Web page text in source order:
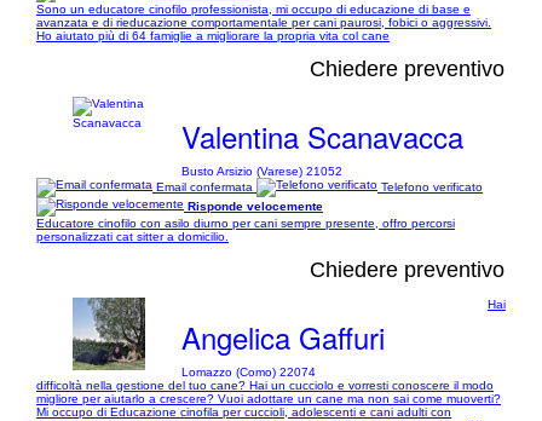
Sono un educatore cinofilo professionista, mi occupo di educazione di base e
avanzata e di rieducazione comportamentale per cani paurosi, fobici o aggressivi.
Ho aiutato più di 64 famiglie a migliorare la propria vita col cane
Chiedere preventivo
Valentina Scanavacca
Busto Arsizio (Varese) 21052
Email confermata
Telefono verificato
Risponde velocemente
Educatore cinofilo con asilo diurno per cani sempre presente, offro percorsi
personalizzati cat sitter a domicilio.
Chiedere preventivo
Angelica Gaffuri
Lomazzo (Como) 22074
Hai
difficoltà nella gestione del tuo cane? Hai un cucciolo e vorresti conoscere il modo
migliore per aiutarlo a crescere? Vuoi adottare un cane ma non sai come muoverti?
Mi occupo di Educazione cinofila per cuccioli, adolescenti e cani adulti con